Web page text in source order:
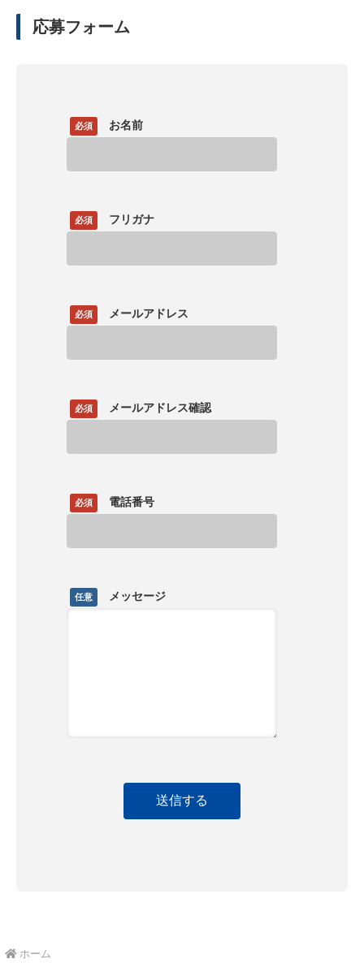
応募フォーム
必須 お名前
必須 フリガナ
必須 メールアドレス
必須 メールアドレス確認
必須 電話番号
任意 メッセージ
送信する
ホーム